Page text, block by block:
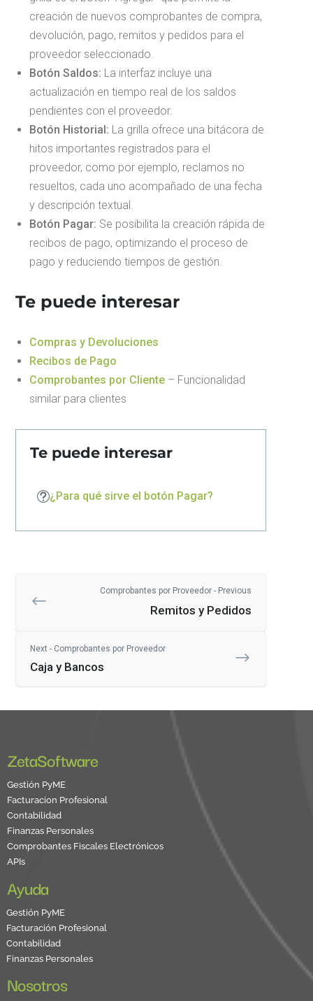
creación de nuevos comprobantes de compra,
devolución, pago, remitos y pedidos para el
proveedor seleccionado.
Botón Saldos: La interfaz incluye una
actualización en tiempo real de los saldos
pendientes con el proveedor.
Botón Historial: La grilla ofrece una bitácora de
hitos importantes registrados para el
proveedor, como por ejemplo, reclamos no
resueltos, cada uno acompañado de una fecha
y descripción textual.
Botón Pagar: Se posibilita la creación rápida de
recibos de pago, optimizando el proceso de
pago y reduciendo tiempos de gestión.
Te puede interesar
Compras y Devoluciones
Recibos de Pago
Comprobantes por Cliente – Funcionalidad
similar para clientes
Te puede interesar
¿Para qué sirve el botón Pagar?
Comprobantes por Proveedor - Previous
Remitos y Pedidos
Next - Comprobantes por Proveedor
Caja y Bancos
ZetaSoftware
Gestión PyME
Facturacion Profesional
Contabilidad
Finanzas Personales
Comprobantes Fiscales Electrónicos
APIs
Ayuda
Gestión PyME
Facturación Profesional
Contabilidad
Finanzas Personales
Nosotros